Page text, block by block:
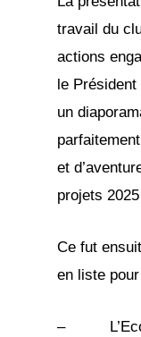
travail du
actions
le Président
un
et
projets
Ce fut
en liste
– L’Ecole